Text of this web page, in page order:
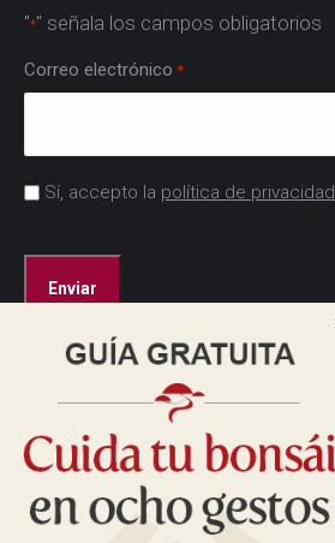
"*" señala los campos obligatorios
Correo electrónico *
Acuerdo
Sí, accepto la política de privacidad
Dirección:
Cam. de las Caudalosas, s/n
28690 Brunete, Madrid
Cómo llegar>